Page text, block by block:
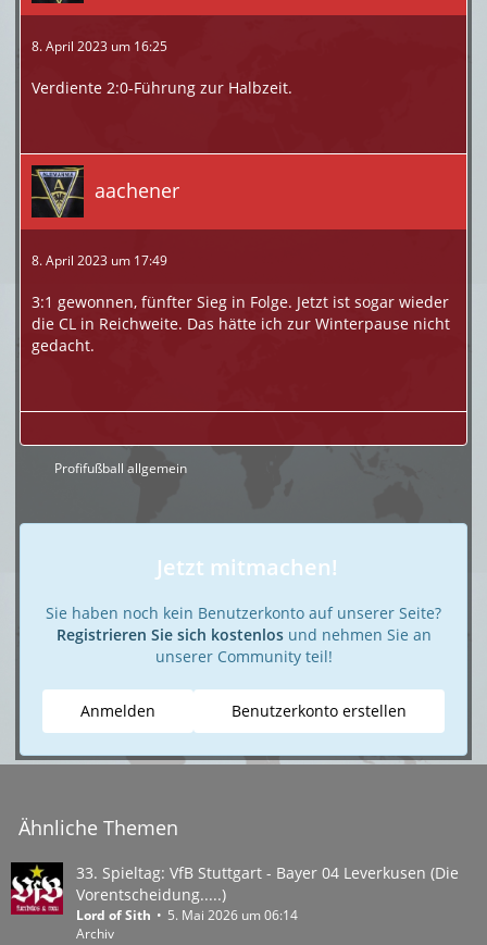
8. April 2023 um 16:25
Verdiente 2:0-Führung zur Halbzeit.
aachener
8. April 2023 um 17:49
3:1 gewonnen, fünfter Sieg in Folge. Jetzt ist sogar wieder
die CL in Reichweite. Das hätte ich zur Winterpause nicht
gedacht.
Profifußball allgemein
Jetzt mitmachen!
Sie haben noch kein Benutzerkonto auf unserer Seite?
Registrieren Sie sich kostenlosund nehmen Sie an
unserer Community teil!
Benutzerkonto erstellen
Anmelden
Ähnliche Themen
33. Spieltag: VfB Stuttgart - Bayer 04 Leverkusen (Die
Vorentscheidung.....)
Lord of Sith
5. Mai 2026 um 06:14
Archiv